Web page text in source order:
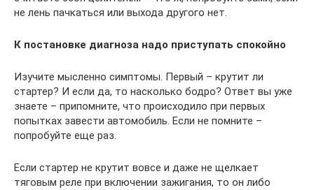
не лень пачкаться или выхода другого нет.
К постановке диагноза надо приступать спокойно
Изучите мысленно симптомы. Первый – крутит ли
стартер? И если да, то насколько бодро? Ответ вы уже
знаете – припомните, что происходило при первых
попытках завести автомобиль. Если не помните –
попробуйте еще раз.
Если стартер не крутит вовсе и даже не щелкает
тяговым реле при включении зажигания, то он либо